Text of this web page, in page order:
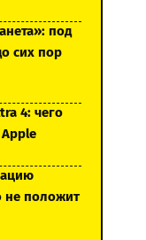
под
сих пор
4: чего
не положит